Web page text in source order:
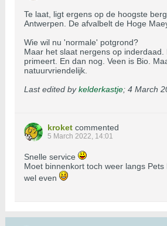
Te laat, ligt ergens op de hoogste
Antwerpen. De afvalbelt de Hoge
Wie wil nu 'normale' potgrond?
Maar het slaat nergens op inderdaad.
primeert. En dan nog. Veen is Bio.
natuurvriendelijk.
Last edited bykelderkastje; 4 March
kroket commented
5 March 2022, 14:01
Snelle service
Moet binnenkort toch weer langs Pets
wel even